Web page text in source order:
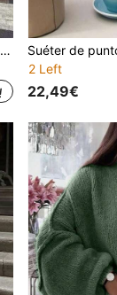
Suéter de punto de manga larga con cuello redondo y diseño de oso de dibujos animados, apropiado para primavera, otoño e invierno, estilo callejero, Día del Maestro, invierno, Acción de Gracias, moda de otoño, vuelta al colegio, fiestas y otras ocasiones, talla grande para mujer
2 Left
22,49€